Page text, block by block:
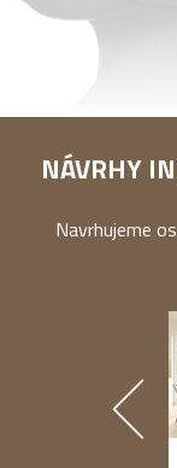
NÁVRHY
Navrhujeme